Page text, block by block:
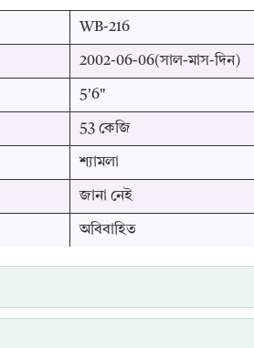
WB-216
2002-06-06(সাল-মাস-দিন)
5'6"
53 কেজি
শ্যামলা
জানা নেই
অবিবাহিত